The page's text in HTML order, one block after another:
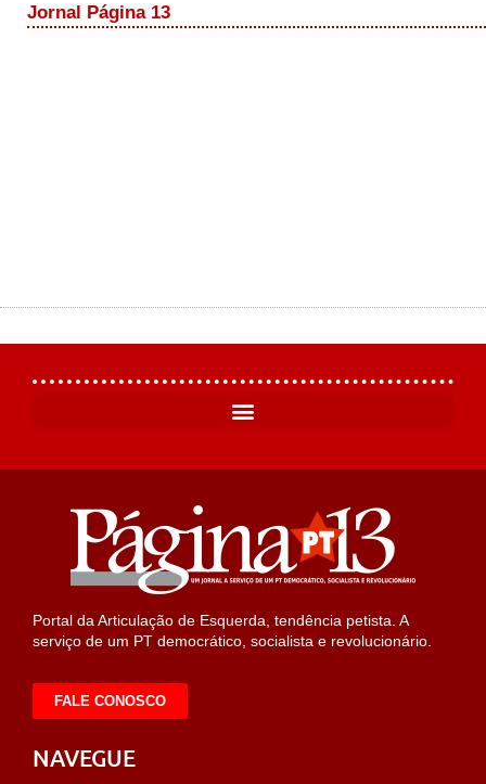
Jornal Página 13
Portal da Articulação de Esquerda, tendência petista. A
serviço de um PT democrático, socialista e revolucionário.
FALE CONOSCO
NAVEGUE